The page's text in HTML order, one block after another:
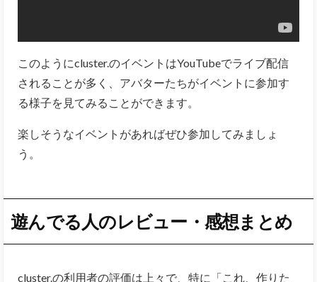
このようにcluster.のイベントはYouTubeでライブ配信
されることが多く、アバターたちがイベントに参加す
る様子を見てみることができます。
楽しそうなイベントがあればぜひ参加してみましょ
う。
遊んでる人のレビュー・感想まとめ
cluster.の利用者の評価は上々で、特に「これ、作りた